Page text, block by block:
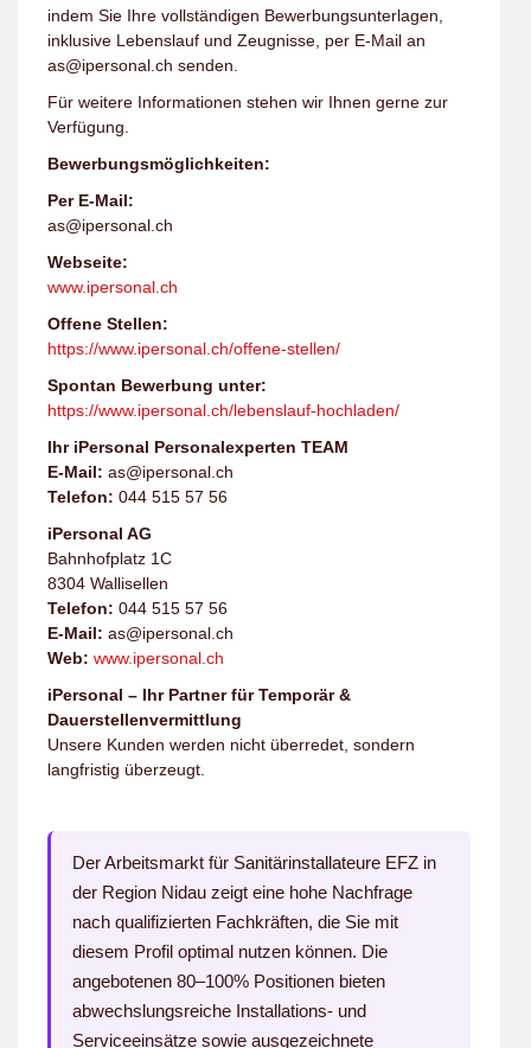
indem Sie Ihre vollständigen Bewerbungsunterlagen,
inklusive Lebenslauf und Zeugnisse, per E-Mail an
as@ipersonal.ch senden.
Für weitere Informationen stehen wir Ihnen gerne zur
Verfügung.
Bewerbungsmöglichkeiten:
Per E-Mail:
as@ipersonal.ch
Webseite:
www.ipersonal.ch
Offene Stellen:
https://www.ipersonal.ch/offene-stellen/
Spontan Bewerbung unter:
https://www.ipersonal.ch/lebenslauf-hochladen/
Ihr iPersonal Personalexperten TEAM
E-Mail: as@ipersonal.ch
Telefon: 044 515 57 56
iPersonal AG
Bahnhofplatz 1C
8304 Wallisellen
Telefon: 044 515 57 56
E-Mail: as@ipersonal.ch
Web: www.ipersonal.ch
iPersonal – Ihr Partner für Temporär &
Dauerstellenvermittlung
Unsere Kunden werden nicht überredet, sondern
langfristig überzeugt.
Der Arbeitsmarkt für Sanitärinstallateure EFZ in
der Region Nidau zeigt eine hohe Nachfrage
nach qualifizierten Fachkräften, die Sie mit
diesem Profil optimal nutzen können. Die
angebotenen 80–100% Positionen bieten
abwechslungsreiche Installations- und
Serviceeinsätze sowie ausgezeichnete